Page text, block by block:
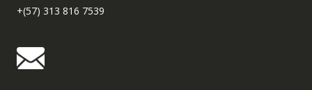
+(57) 313 816 7539